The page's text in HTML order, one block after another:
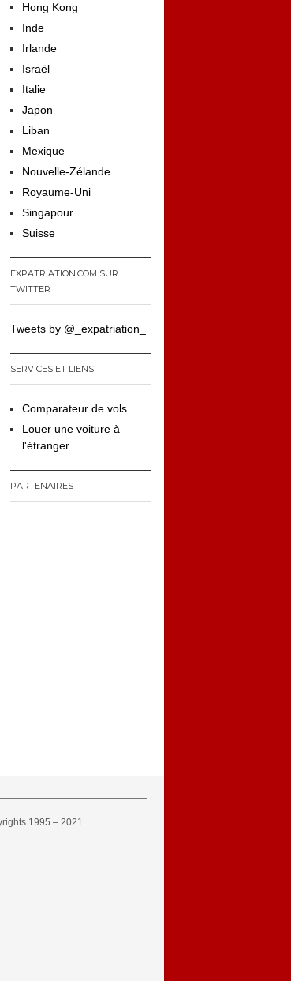
Hong Kong
Inde
Irlande
Israël
Italie
Japon
Liban
Mexique
Nouvelle-Zélande
Royaume-Uni
Singapour
Suisse
EXPATRIATION.COM SUR
TWITTER
Tweets by @_expatriation_
SERVICES ET LIENS
Comparateur de vols
Louer une voiture à
l'étranger
PARTENAIRES
1995 – 2021